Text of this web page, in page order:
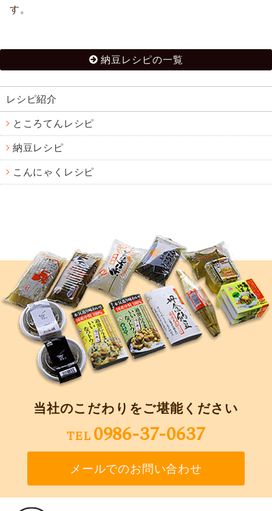
す。
納豆レシピの一覧
レシピ紹介
ところてんレシピ
納豆レシピ
こんにゃくレシピ
当社のこだわりをご堪能ください
TEL 0986-37-0637
メールでのお問い合わせ